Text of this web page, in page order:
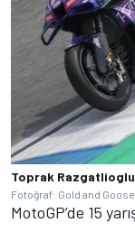
Toprak
Fotoğraf: Gold and
MotoGP’de 15